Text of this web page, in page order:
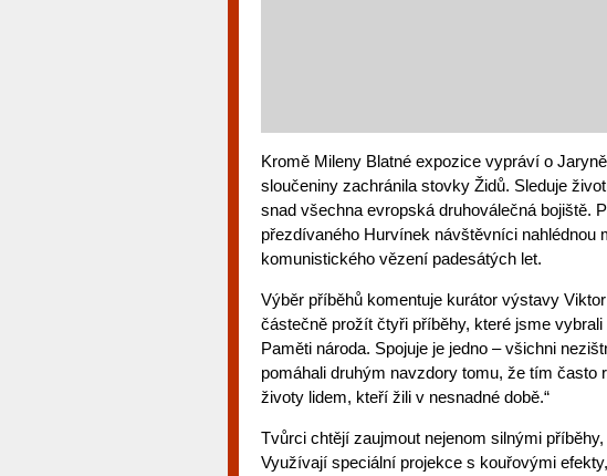
Kromě Mileny Blatné expozice vypráví o
sloučeniny zachránila stovky Židů. Sleduje
snad všechna evropská druhoválečná bojiště.
přezdívaného Hurvínek návštěvníci nahlédnou
komunistického vězení padesátých let.
Výběr příběhů komentuje kurátor výstavy
částečně prožít čtyři příběhy, které jsme
Paměti národa. Spojuje je jedno – všichni
pomáhali druhým navzdory tomu, že tím často
životy lidem, kteří žili v nesnadné době.“
Tvůrci chtějí zaujmout nejenom silnými
Využívají speciální projekce s kouřovými